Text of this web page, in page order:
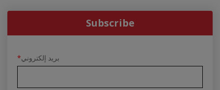
Subscribe
بريد إلكتروني*